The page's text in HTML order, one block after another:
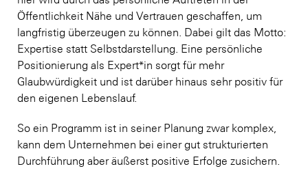
Öffentlichkeit Nähe und Vertrauen geschaffen, um
langfristig überzeugen zu können. Dabei gilt das Motto:
Expertise statt Selbstdarstellung. Eine persönliche
Positionierung als Expert*in sorgt für mehr
Glaubwürdigkeit und ist darüber hinaus sehr positiv für
den eigenen Lebenslauf.
So ein Programm ist in seiner Planung zwar komplex,
kann dem Unternehmen bei einer gut strukturierten
Durchführung aber äußerst positive Erfolge zusichern.